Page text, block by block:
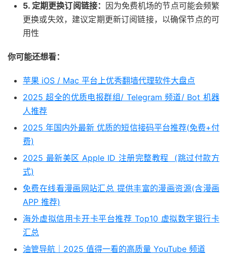
5. 定期更换订阅链接： 因为免费机场的节点可能会频繁
更换或失效，建议定期更新订阅链接，以确保节点的可
用性
你可能还想看：
苹果 iOS / Mac 平台上优秀翻墙代理软件大盘点
2025 超全的优质电报群组/ Telegram 频道/ Bot 机器
人推荐
2025 年国内外最新 优质的短信接码平台推荐(免费+付
费)
2025 最新美区 Apple ID 注册完整教程 (跳过付款方
式)
免费在线看漫画网站汇总 提供丰富的漫画资源(含漫画
APP 推荐)
海外虚拟信用卡开卡平台推荐 Top10 虚拟数字银行卡
汇总
油管导航｜2025 值得一看的高质量 YouTube 频道